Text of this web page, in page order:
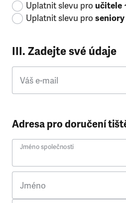
Uplatnit slevu pro učitele
Uplatnit slevu pro seniory
III. Zadejte své údaje
Váš e-mail
Adresa pro doručení
Jméno společnosti
Jméno